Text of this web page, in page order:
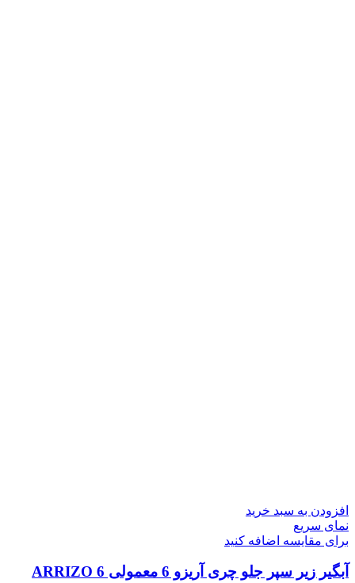
افزودن به سبد خرید
نمای سریع
برای مقایسه اضافه کنید
آبگیر زیر سپر جلو چری آریزو 6 معمولی ARRIZO 6